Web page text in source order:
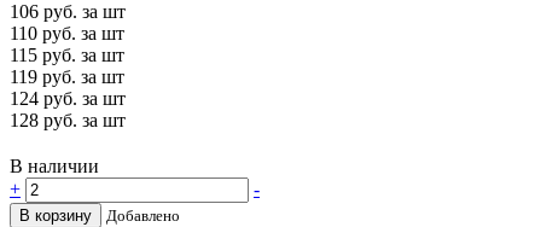
106 руб. за шт
110 руб. за шт
115 руб. за шт
119 руб. за шт
124 руб. за шт
128 руб. за шт
В наличии
+
-
В корзину Добавлено